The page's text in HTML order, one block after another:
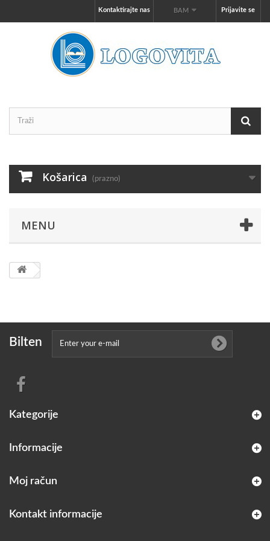
Prijavite se
BAM
Kontaktirajte nas
Košarica (prazno)
MENU
Bilten
Kategorije
Informacije
Moj račun
Kontakt informacije